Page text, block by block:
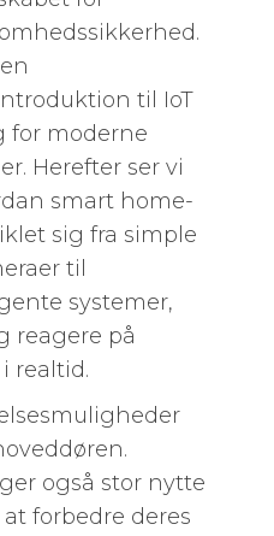
til IoT
for moderne
Herefter ser vi
smart home-
sig fra simple
til
systemer,
reagere på
realtid.
også stor nytte
forbedre deres